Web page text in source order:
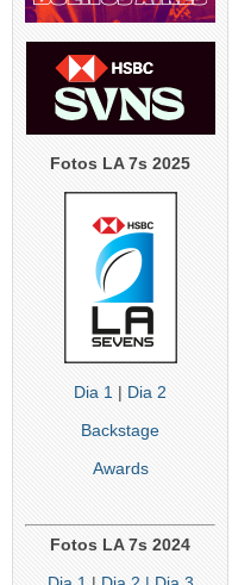
Fotos LA 7s 2025
Dia 1 | Dia 2
Backstage
Awards
Fotos LA 7s 2024